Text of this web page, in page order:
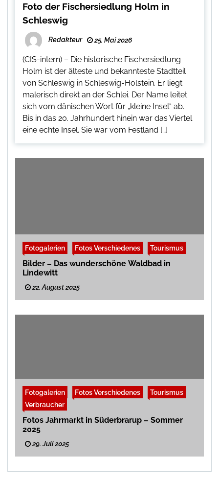
Foto der Fischersiedlung Holm in
Schleswig
Redakteur 25. Mai 2026
(CIS-intern) – Die historische Fischersiedlung
Holm ist der älteste und bekannteste Stadtteil
von Schleswig in Schleswig-Holstein. Er liegt
malerisch direkt an der Schlei. Der Name leitet
sich vom dänischen Wort für „kleine Insel“ ab.
Bis in das 20. Jahrhundert hinein war das Viertel
eine echte Insel. Sie war vom Festland […]
Fotogalerien Fotos Verschiedenes Tourismus
Bilder – Das wunderschöne Waldbad in
Lindewitt
22. August 2025
Fotogalerien Fotos Verschiedenes
Tourismus
Verbraucher
Fotos Jahrmarkt in Süderbrarup – Sommer
2025
29. Juli 2025